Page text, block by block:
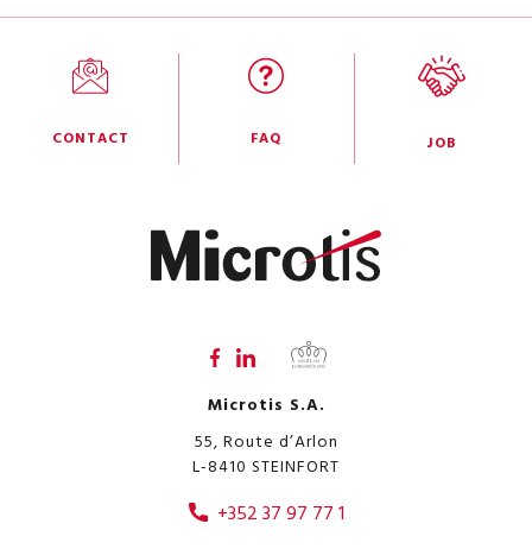
CONTACT FAQ JOB
Microtis S.A.
55, Route d’Arlon
L-8410 STEINFORT
+352 37 97 77 1